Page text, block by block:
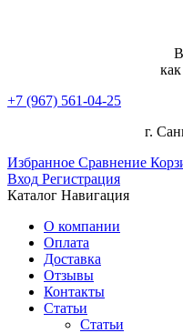
+7 (967) 561-04-25
г.
Избранное Сравнение
Вход Регистрация
Каталог Навигация
О компании
Оплата
Доставка
Отзывы
Контакты
Статьи
Статьи